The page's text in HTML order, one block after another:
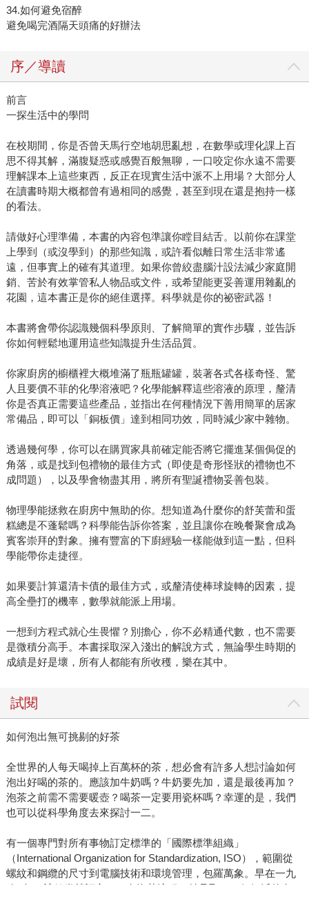
34.如何避免宿醉
避免喝完酒隔天頭痛的好辦法
序／導讀
前言
一探生活中的學問
在校期間，你是否曾天馬行空地胡思亂想，在數學或理化課上百
思不得其解，滿腹疑惑或感覺百般無聊，一口咬定你永遠不需要
理解課本上這些東西，反正在現實生活中派不上用場？大部分人
在讀書時期大概都曾有過相同的感覺，甚至到現在還是抱持一樣
的看法。
請做好心理準備，本書的內容包準讓你瞠目結舌。以前你在課堂
上學到（或沒學到）的那些知識，或許看似離日常生活非常遙
遠，但事實上的確有其道理。如果你曾絞盡腦汁設法減少家庭開
銷、苦於有效掌管私人物品或文件，或希望能更妥善運用雜亂的
花園，這本書正是你的絕佳選擇。科學就是你的祕密武器！
本書將會帶你認識幾個科學原則、了解簡單的實作步驟，並告訴
你如何輕鬆地運用這些知識提升生活品質。
你家廚房的櫥櫃裡大概堆滿了瓶瓶罐罐，裝著各式各樣奇怪、驚
人且要價不菲的化學溶液吧？化學能解釋這些溶液的原理，釐清
你是否真正需要這些產品，並指出在何種情況下善用簡單的居家
常備品，即可以「銅板價」達到相同功效，同時減少家中雜物。
透過幾何學，你可以在購買家具前確定能否將它擺進某個侷促的
角落，或是找到包禮物的最佳方式（即使是奇形怪狀的禮物也不
成問題），以及學會物盡其用，將所有聖誕禮物妥善包裝。
物理學能拯救在廚房中無助的你。想知道為什麼你的舒芙蕾和蛋
糕總是不蓬鬆嗎？科學能告訴你答案，並且讓你在晚餐聚會成為
賓客崇拜的對象。擁有豐富的下廚經驗一樣能做到這一點，但科
學能帶你走捷徑。
如果要計算還清卡債的最佳方式，或釐清使棒球旋轉的因素，提
高全壘打的機率，數學就能派上用場。
一想到方程式就心生畏懼？別擔心，你不必精通代數，也不需要
是微積分高手。本書採取深入淺出的解說方式，無論學生時期的
成績是好是壞，所有人都能有所收穫，樂在其中。
試閱
如何泡出無可挑剔的好茶
全世界的人每天喝掉上百萬杯的茶，想必會有許多人想討論如何
泡出好喝的茶的。應該加牛奶嗎？牛奶要先加，還是最後再加？
泡茶之前需不需要暖壺？喝茶一定要用瓷杯嗎？幸運的是，我們
也可以從科學角度去來探討一二。
有一個專門對所有事物訂定標準的「國際標準組織」
（International Organization for Standardization, ISO），範圍從
螺紋和鋼纜的尺寸到電腦技術和環境管理，包羅萬象。早在一九
八○年，該組織就訂立了一套泡茶流程，並且取了一個氣派的名